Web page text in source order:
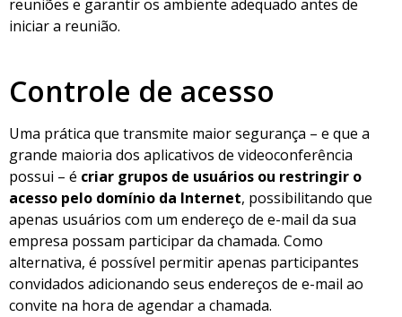
reuniões e garantir os ambiente adequado antes de
iniciar a reunião.
Controle de acesso
Uma prática que transmite maior segurança – e que a
grande maioria dos aplicativos de videoconferência
possui – é criar grupos de usuários ou restringir o
acesso pelo domínio da Internet, possibilitando que
apenas usuários com um endereço de e-mail da sua
empresa possam participar da chamada. Como
alternativa, é possível permitir apenas participantes
convidados adicionando seus endereços de e-mail ao
convite na hora de agendar a chamada.